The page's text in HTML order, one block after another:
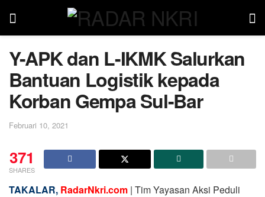
Y-APK dan L-IKMK Salurkan
Bantuan Logistik kepada
Korban Gempa Sul-Bar
Februari 10, 2021
371
SHARES
TAKALAR, RadarNkri.com | Tim Yayasan Aksi Peduli